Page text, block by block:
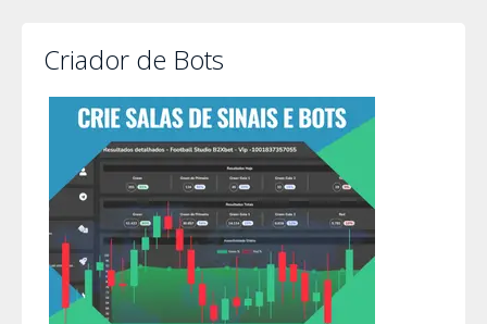
Criador de Bots